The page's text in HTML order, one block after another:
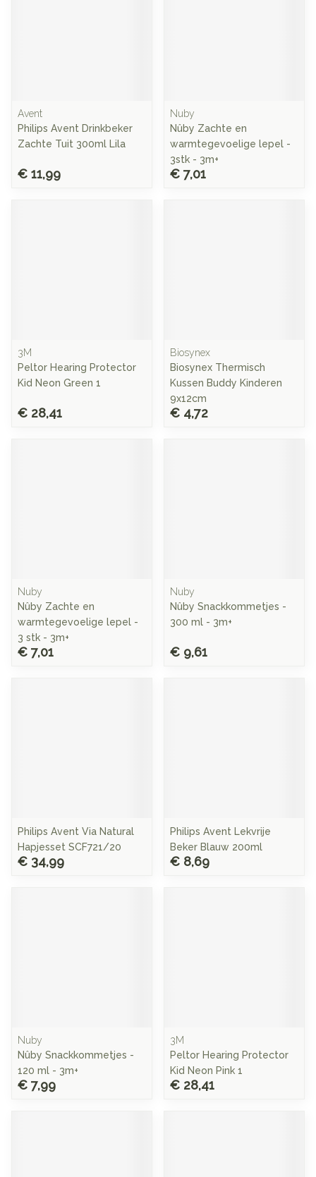
Avent
Philips Avent Drinkbeker
Zachte Tuit 300ml Lila
€ 11,99
Nuby
Nûby Zachte en
warmtegevoelige lepel -
3stk - 3m+
€ 7,01
3M
Peltor Hearing Protector
Kid Neon Green 1
€ 28,41
Biosynex
Biosynex Thermisch
Kussen Buddy Kinderen
9x12cm
€ 4,72
Nuby
Nûby Zachte en
warmtegevoelige lepel -
3 stk - 3m+
€ 7,01
Nuby
Nûby Snackkommetjes -
300 ml - 3m+
€ 9,61
Philips Avent Via Natural
Hapjesset SCF721/20
€ 34,99
Philips Avent Lekvrije
Beker Blauw 200ml
€ 8,69
Nuby
Nûby Snackkommetjes -
120 ml - 3m+
€ 7,99
3M
Peltor Hearing Protector
Kid Neon Pink 1
€ 28,41